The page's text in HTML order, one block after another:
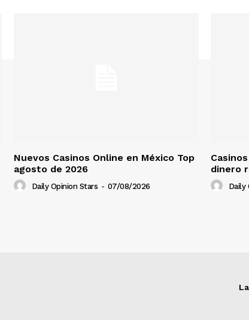
Nuevos Casinos Online en México Top
agosto de 2026
Daily Opinion Stars - 07/08/2026
dinero
Daily